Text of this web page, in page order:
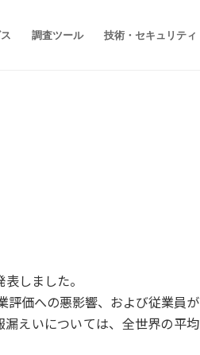
調査ツール 技術・セキュリティ
しました。
評価への悪影響、および従業員が
えいについては、全世界の平均